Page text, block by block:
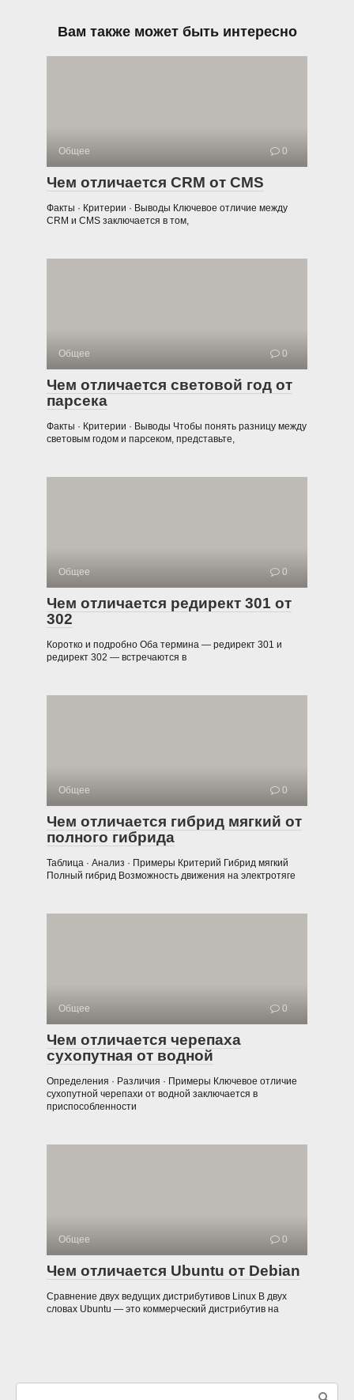
Вам также может быть интересно
Общее 0
Чем отличается CRM от CMS
Факты · Критерии · Выводы Ключевое отличие между
CRM и CMS заключается в том,
Общее 0
Чем отличается световой год от
парсека
Факты · Критерии · Выводы Чтобы понять разницу между
световым годом и парсеком, представьте,
Общее 0
Чем отличается редирект 301 от
302
Коротко и подробно Оба термина — редирект 301 и
редирект 302 — встречаются в
Общее 0
Чем отличается гибрид мягкий от
полного гибрида
Таблица · Анализ · Примеры Критерий Гибрид мягкий
Полный гибрид Возможность движения на электротяге
Общее 0
Чем отличается черепаха
сухопутная от водной
Определения · Различия · Примеры Ключевое отличие
сухопутной черепахи от водной заключается в
приспособленности
Общее 0
Чем отличается Ubuntu от Debian
Сравнение двух ведущих дистрибутивов Linux В двух
словах Ubuntu — это коммерческий дистрибутив на